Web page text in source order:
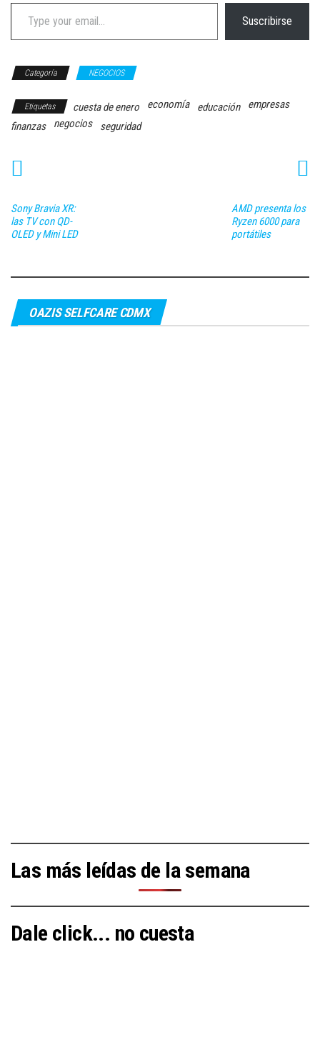
Suscribirse
Categoría NEGOCIOS
Etiquetas cuesta de enero economía educación
empresas
finanzas
negocios seguridad
Sony Bravia XR:
las TV con QD-
OLED y Mini LED
AMD presenta los
Ryzen 6000 para
portátiles
OAZIS SELFCARE CDMX
Las más leídas de la semana
Dale click... no cuesta